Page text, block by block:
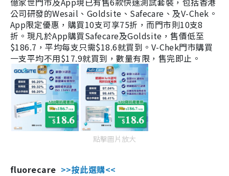
公司研發的Wesail、Goldsite、Safecare、及V-Chek。
App限定優惠，購買10支可享75折，而門市則10支8
折。現凡於App購買Safecare及Goldsite，售價低至
$186.7，平均每支只需$18.6就買到。V-Chek門市購買
一支平均不用$17.9就買到，數量有限，售完即止。
點擊圖片放大
fluorecare >>按此選購<<